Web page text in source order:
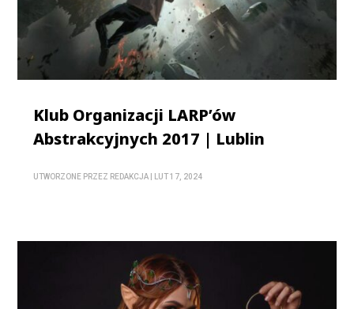
Klub Organizacji LARP’ów
Abstrakcyjnych 2017 | Lublin
UTWORZONE PRZEZ REDAKCJA LUT 17, 2024